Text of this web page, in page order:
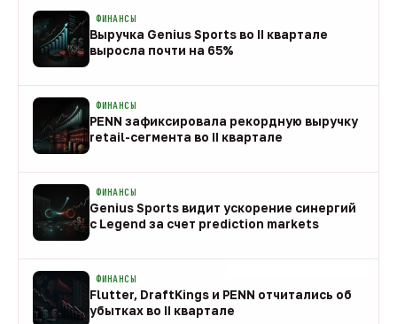
ФИНАНСЫ
Выручка Genius Sports во II квартале
выросла почти на 65%
ФИНАНСЫ
PENN зафиксировала рекордную выручку
retail-сегмента во II квартале
ФИНАНСЫ
Genius Sports видит ускорение синергий
с Legend за счет prediction markets
ФИНАНСЫ
Flutter, DraftKings и PENN отчитались об
убытках во II квартале